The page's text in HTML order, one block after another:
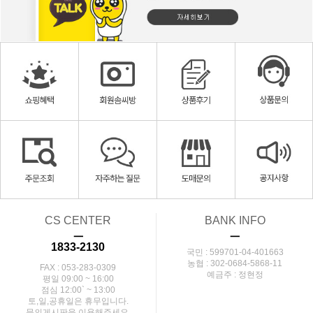
CS CENTER
ㅡ
1833-2130
FAX : 053-283-0309
평일 09:00 ~ 16:00
점심 12:00` ~ 13:00
토,일,공휴일은 휴무입니다.
BANK INFO
ㅡ
국민 : 599701-04-401663
농협 : 302-0684-5868-11
예금주 : 정현정